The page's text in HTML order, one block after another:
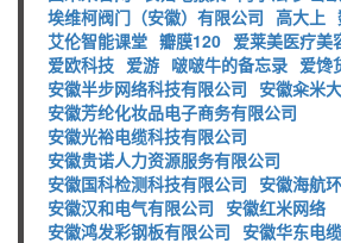
埃维柯阀门（安徽）有限公司 高大上
艾伦智能课堂 瓣膜120 爱莱美医疗美
爱欧科技 爱游 啵啵牛的备忘录 爱馋
安徽半步网络科技有限公司 安徽籴米
安徽芳纶化妆品电子商务有限公司
安徽光裕电缆科技有限公司
安徽贵诺人力资源服务有限公司
安徽国科检测科技有限公司 安徽海航
安徽汉和电气有限公司 安徽红米网络
安徽鸿发彩钢板有限公司 安徽华东电